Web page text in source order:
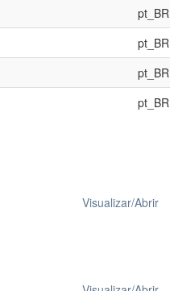
pt_BR
pt_BR
pt_BR
pt_BR
Visualizar/Abrir